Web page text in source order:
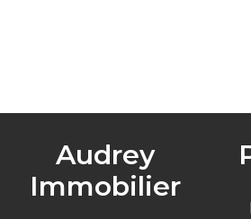
Audrey
Immobilier